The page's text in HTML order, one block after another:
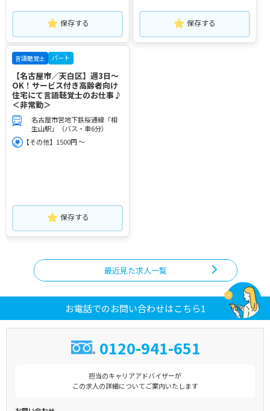
保存する 保存する
言語聴覚士 パート
【名古屋市／天白区】週3日～
OK！サービス付き高齢者向け
住宅にて言語聴覚士のお仕事♪
＜非常勤＞
名古屋市営地下鉄桜通線「相
生山駅」（バス・車6分）
【その他】1500円 ～
保存する
最近見た求人一覧
お電話でのお問い合わせはこちら1
0120-941-651
担当のキャリアアドバイザーが
この求人の詳細についてご案内いたします